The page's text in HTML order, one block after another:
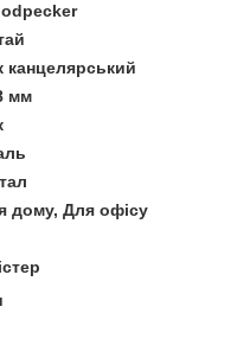
канцелярський
мм
дому, Для офісу